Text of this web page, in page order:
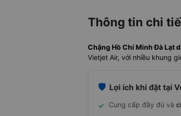
Thông tin chi
Chặng Hồ Chí Minh Đà Lạt
Vietjet Air, với nhiều khung
🛡️ Lợi ích khi đặt tại
✓ Cung cấp đầy đủ và